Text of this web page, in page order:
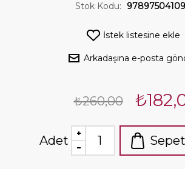
Stok Kodu:
İstek listesine ekle
Arkadaşına e-posta
₺260,00
Adet